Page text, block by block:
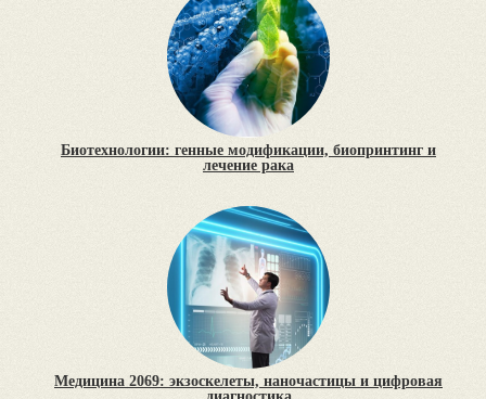
Биотехнологии: генные модификации, биопринтинг и
лечение рака
Медицина 2069: экзоскелеты, наночастицы и цифровая